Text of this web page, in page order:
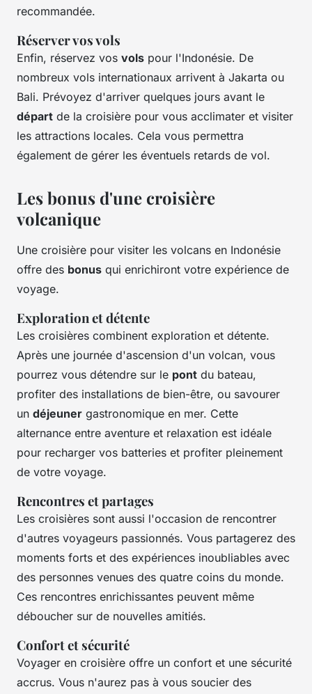
recommandée.
Réserver vos vols
Enfin, réservez vos vols pour l'Indonésie. De
nombreux vols internationaux arrivent à Jakarta ou
Bali. Prévoyez d'arriver quelques jours avant le
départ de la croisière pour vous acclimater et visiter
les attractions locales. Cela vous permettra
également de gérer les éventuels retards de vol.
Les bonus d'une croisière
volcanique
Une croisière pour visiter les volcans en Indonésie
offre des bonus qui enrichiront votre expérience de
voyage.
Exploration et détente
Les croisières combinent exploration et détente.
Après une journée d'ascension d'un volcan, vous
pourrez vous détendre sur le pont du bateau,
profiter des installations de bien-être, ou savourer
un déjeuner gastronomique en mer. Cette
alternance entre aventure et relaxation est idéale
pour recharger vos batteries et profiter pleinement
de votre voyage.
Rencontres et partages
Les croisières sont aussi l'occasion de rencontrer
d'autres voyageurs passionnés. Vous partagerez des
moments forts et des expériences inoubliables avec
des personnes venues des quatre coins du monde.
Ces rencontres enrichissantes peuvent même
déboucher sur de nouvelles amitiés.
Confort et sécurité
Voyager en croisière offre un confort et une sécurité
accrus. Vous n'aurez pas à vous soucier des